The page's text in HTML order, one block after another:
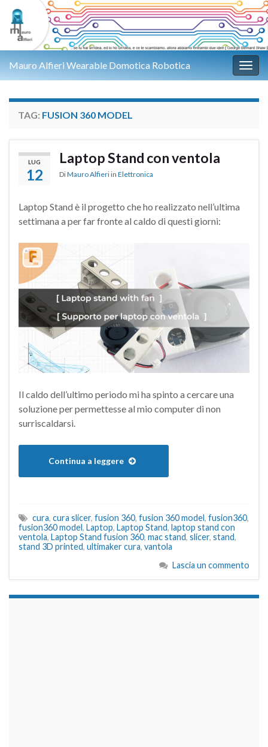
Mauro Alfieri Wearable Domotica Robotica
TAG: FUSION 360 MODEL
LUG
12
Laptop Stand con ventola
DiMauro Alfieri in Elettronica
Laptop Stand è il progetto che ho realizzato nell’ultima
settimana a per far fronte al caldo di questi giorni:
Il caldo dell’ultimo periodo mi ha spinto a cercare una
soluzione per permettesse al mio computer di non
surriscaldarsi.
Continua a leggere
cura, cura slicer, fusion 360, fusion 360 model, fusion360,
fusion360 model, Laptop, Laptop Stand, laptop stand con
ventola, Laptop Stand fusion 360, mac stand, slicer, stand,
stand 3D printed, ultimaker cura, vantola
Lascia un commento